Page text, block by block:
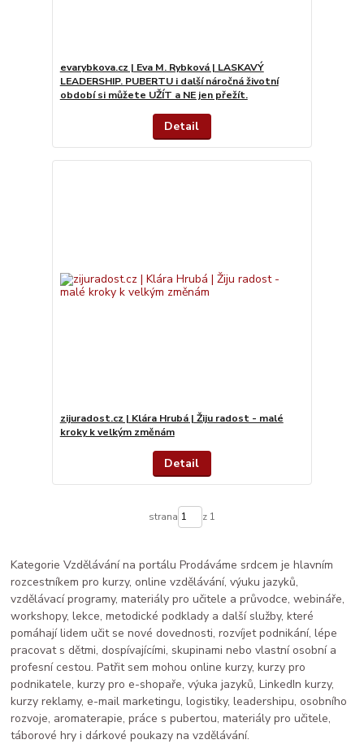
evarybkova.cz | Eva M. Rybková | LASKAVÝ
LEADERSHIP. PUBERTU i další náročná životní
období si můžete UŽÍT a NE jen přežít.
Detail
zijuradost.cz | Klára Hrubá | Žiju radost - malé
kroky k velkým změnám
Detail
strana z 1
Kategorie Vzdělávání na portálu Prodáváme srdcem je hlavním
rozcestníkem pro kurzy, online vzdělávání, výuku jazyků,
vzdělávací programy, materiály pro učitele a průvodce, webináře,
workshopy, lekce, metodické podklady a další služby, které
pomáhají lidem učit se nové dovednosti, rozvíjet podnikání, lépe
pracovat s dětmi, dospívajícími, skupinami nebo vlastní osobní a
profesní cestou. Patřit sem mohou online kurzy, kurzy pro
podnikatele, kurzy pro e-shopaře, výuka jazyků, LinkedIn kurzy,
kurzy reklamy, e-mail marketingu, logistiky, leadershipu, osobního
rozvoje, aromaterapie, práce s pubertou, materiály pro učitele,
táborové hry i dárkové poukazy na vzdělávání.